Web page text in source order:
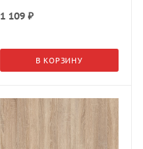
1 109₽
В КОРЗИНУ